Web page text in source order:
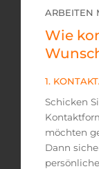
ARBEITEN
Wie
1.
Schicken
möchten
Dann